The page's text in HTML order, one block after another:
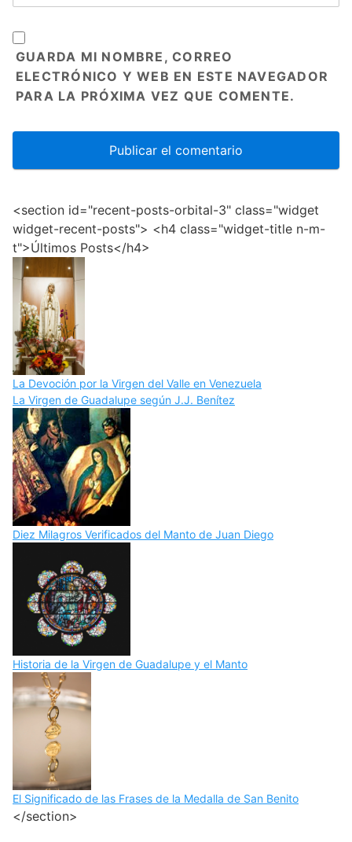
GUARDA MI NOMBRE, CORREO
ELECTRÓNICO Y WEB EN ESTE NAVEGADOR
PARA LA PRÓXIMA VEZ QUE COMENTE.
<section id="recent-posts-orbital-3" class="widget
widget-recent-posts"> <h4 class="widget-title n-m-
t">Últimos Posts</h4>
La Devoción por la Virgen del Valle en Venezuela
La Virgen de Guadalupe según J.J. Benítez
Diez Milagros Verificados del Manto de Juan Diego
Historia de la Virgen de Guadalupe y el Manto
El Significado de las Frases de la Medalla de San Benito
</section>